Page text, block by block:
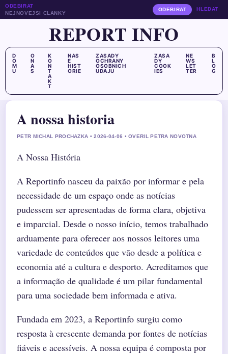
ODEBIRAT
NEJNOVEJSI CLANKY
ODEBIRAT HLEDAT
REPORT INFO
D
O
M
U
O
N
A
S
K
O
N
T
A
K
T
NAS
E
HIST
ORIE
ZASADY
OCHRANY
OSOBNICH
UDAJU
ZASA
DY
COOK
IES
NE
WS
LET
TER
B
L
O
G
A nossa historia
PETR MICHAL PROCHAZKA • 2026-04-06 • OVERIL PETRA NOVOTNA
A Nossa História
A Reportinfo nasceu da paixão por informar e pela
necessidade de um espaço onde as notícias
pudessem ser apresentadas de forma clara, objetiva
e imparcial. Desde o nosso início, temos trabalhado
arduamente para oferecer aos nossos leitores uma
variedade de conteúdos que vão desde a política e
economia até a cultura e desporto. Acreditamos que
a informação de qualidade é um pilar fundamental
para uma sociedade bem informada e ativa.
Fundada em 2023, a Reportinfo surgiu como
resposta à crescente demanda por fontes de notícias
fiáveis e acessíveis. A nossa equipa é composta por